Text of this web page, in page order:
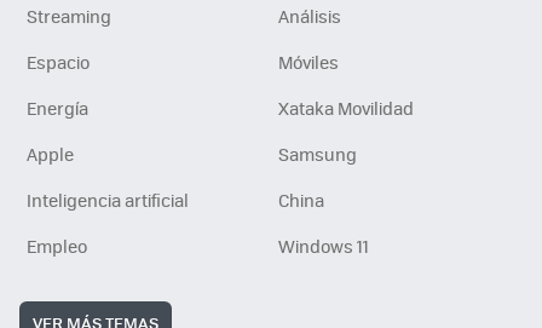
Streaming
Análisis
Espacio
Móviles
Energía
Xataka Movilidad
Apple
Samsung
Inteligencia artificial
China
Empleo
Windows 11
VER MÁS TEMAS